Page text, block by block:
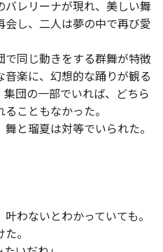
レリーナが現れ、美しい舞
し、二人は夢の中で再び愛
で同じ動きをする群舞が特徴
楽に、幻想的な踊りが観る
団の一部でいれば、どちら
こともなかった。
と瑠夏は対等でいられた。
わないとわかっていても。
。